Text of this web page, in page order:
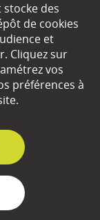
des
de cookies
et
Cliquez sur
vos
préférences à